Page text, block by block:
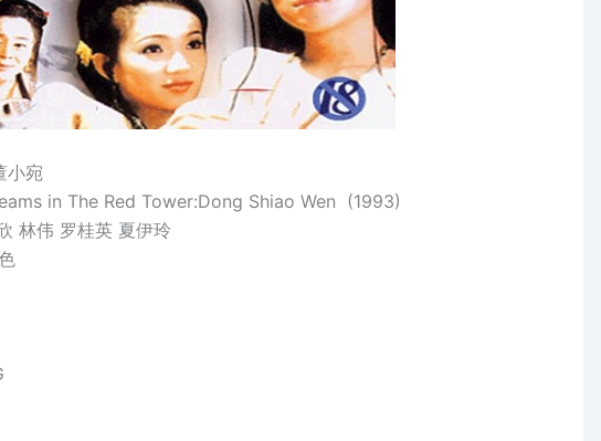
小宛
in The Red Tower:Dong Shiao Wen (1993)
林伟 罗桂英 夏伊玲